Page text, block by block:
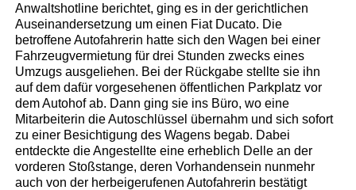
Anwaltshotline berichtet, ging es in der gerichtlichen
Auseinandersetzung um einen Fiat Ducato. Die
betroffene Autofahrerin hatte sich den Wagen bei einer
Fahrzeugvermietung für drei Stunden zwecks eines
Umzugs ausgeliehen. Bei der Rückgabe stellte sie ihn
auf dem dafür vorgesehenen öffentlichen Parkplatz vor
dem Autohof ab. Dann ging sie ins Büro, wo eine
Mitarbeiterin die Autoschlüssel übernahm und sich sofort
zu einer Besichtigung des Wagens begab. Dabei
entdeckte die Angestellte eine erheblich Delle an der
vorderen Stoßstange, deren Vorhandensein nunmehr
auch von der herbeigerufenen Autofahrerin bestätigt